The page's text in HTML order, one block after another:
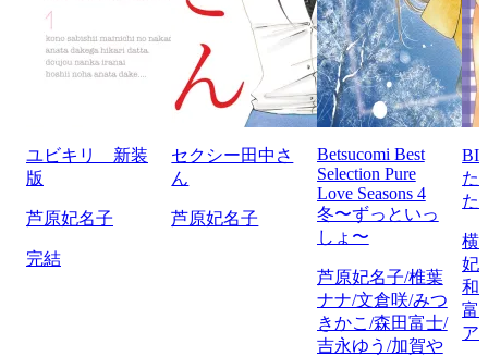
ユビキリ 新装
版
芦原妃名子
完結
セクシー田中さ
ん
芦原妃名子
Betsucomi Best
Selection Pure
Love Seasons 4
冬〜ずっといっ
しょ〜
芦原妃名子/椎葉
ナナ/文倉咲/みつ
きかこ/森田富士/
吉永ゆう/加賀や
た
た
横
妃
和
富
ア